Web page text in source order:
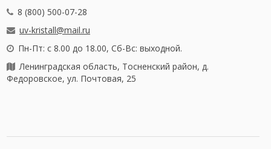
8 (800) 500-07-28
uv-kristall@mail.ru
Пн-Пт: с 8.00 до 18.00, Сб-Вс: выходной.
Ленинградская область, Тосненский район, д.
Федоровское, ул. Почтовая, 25